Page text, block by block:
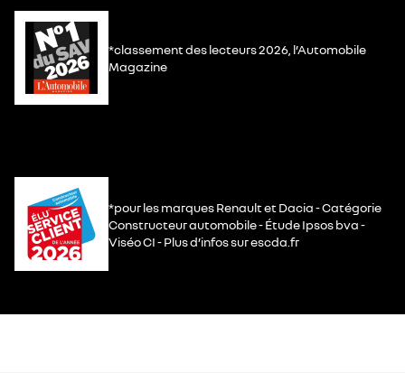
*classement des lecteurs 2026, l’Automobile
Magazine
*pour les marques Renault et Dacia - Catégorie
Constructeur automobile - Étude Ipsos bva -
Viséo CI - Plus d’infos sur escda.fr